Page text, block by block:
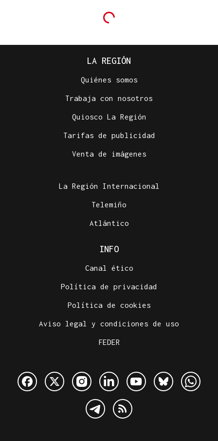
LA REGIÓN
Quiénes somos
Trabaja con nosotros
Quiosco La Región
Tarifas de publicidad
Venta de imágenes
La Región Internacional
Telemiño
Atlántico
INFO
Canal ético
Política de privacidad
Política de cookies
Aviso legal y condiciones de uso
FEDER